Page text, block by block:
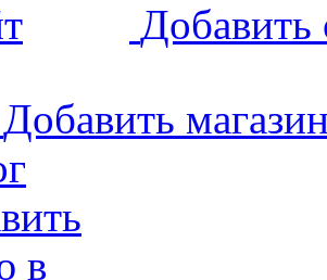
Добавить
Добавить